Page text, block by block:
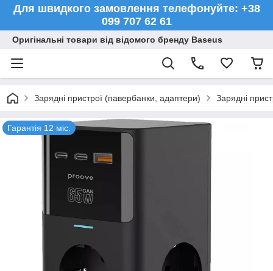
Для швидкого замовлення телефонуйте: +38
099 707 62 61
Оригінальні товари від відомого бренду Baseus
Зарядні пристрої (павербанки, адаптери) Зарядні
Гарантія 12 міс.